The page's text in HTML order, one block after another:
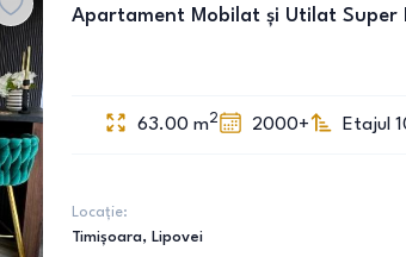
Apartament Mobilat și Utilat Super
63.00 m2 2000+ Etajul
Locație:
Timișoara, Lipovei